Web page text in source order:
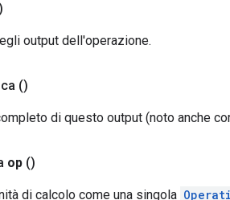
output dell'operazione.
()
di questo output (noto anche
op ()
di calcolo come una singola